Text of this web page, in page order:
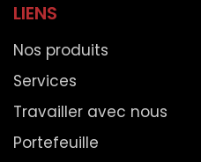
LIENS
Nos produits
Services
Travailler avec nous
Portefeuille